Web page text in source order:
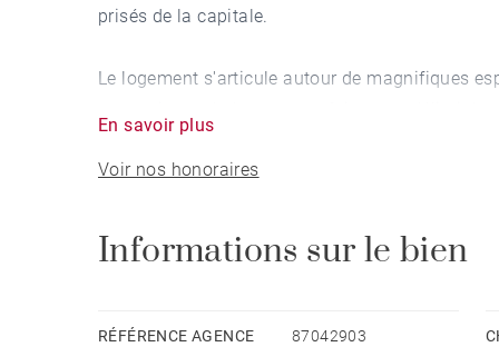
prisés de la capitale.
Le logement s'articule autour de magnifiques
manger spacieuse, conçue comme un véritable
ouverte fait de l'ensemble un cadre idéal tant
Les trois chambres répondent aux besoins de
personnalisation. Les deux chambres
En savoir plus
Voir nos honoraires
Informations sur le bien
RÉFÉRENCE AGENCE 87042903